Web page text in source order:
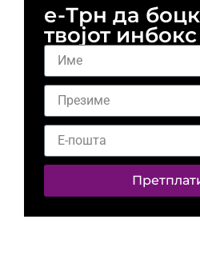
е-Трн да
твојот инбокс